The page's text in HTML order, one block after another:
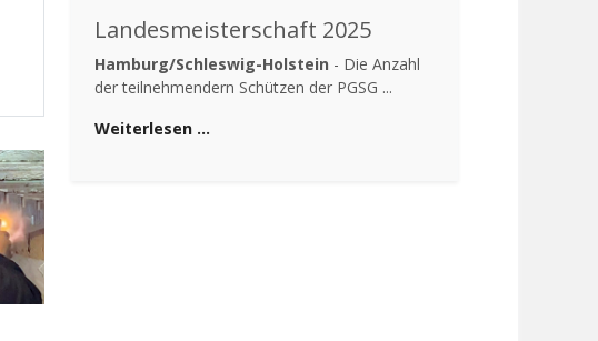
Landesmeisterschaft 2025
Hamburg/Schleswig-Holstein - Die Anzahl
der teilnehmendern Schützen der PGSG ...
Weiterlesen …